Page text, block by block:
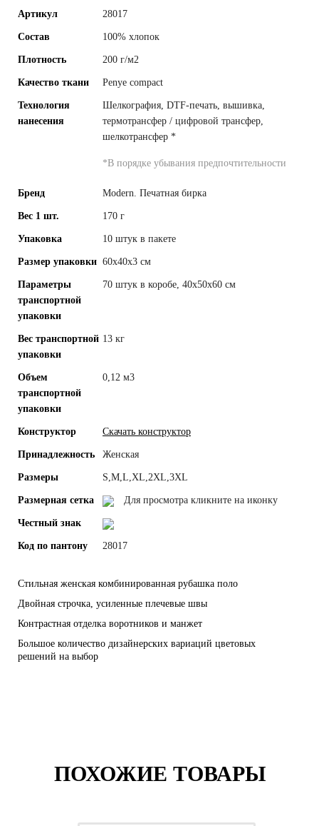
Артикул 28017
Состав 100% хлопок
Плотность 200 г/м2
Качество ткани Penye compact
Технология
нанесения
Шелкография, DTF-печать, вышивка,
термотрансфер / цифровой трансфер,
шелкотрансфер *
*В порядке убывания предпочтительности
Бренд Modern. Печатная бирка
Вес 1 шт. 170 г
Упаковка 10 штук в пакете
Размер упаковки 60x40x3 см
Параметры
транспортной
упаковки
70 штук в коробе, 40x50x60 см
Вес транспортной
упаковки
13 кг
Объем
транспортной
упаковки
0,12 м3
Конструктор Скачать конструктор
Принадлежность Женская
Размеры S,M,L,XL,2XL,3XL
Размерная сетка Для просмотра кликните на иконку
Честный знак
Код по пантону 28017
Стильная женская комбинированная рубашка поло
Двойная строчка, усиленные плечевые швы
Контрастная отделка воротников и манжет
Большое количество дизайнерских вариаций цветовых
решений на выбор
ПОХОЖИЕ ТОВАРЫ